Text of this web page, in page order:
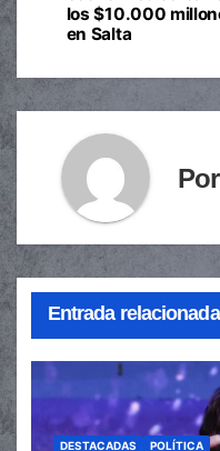
entradas
los $10.000
en Salta
Por
Entrada relacionada
DESTACADAS POLÍTICA